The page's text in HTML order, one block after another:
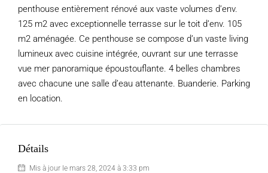
penthouse entièrement rénové aux vaste volumes d’env.
125 m2 avec exceptionnelle terrasse sur le toit d’env. 105
m2 aménagée. Ce penthouse se compose d’un vaste living
lumineux avec cuisine intégrée, ouvrant sur une terrasse
vue mer panoramique époustouflante. 4 belles chambres
avec chacune une salle d’eau attenante. Buanderie. Parking
en location.
Détails
Mis à jour le mars 28, 2024 à 3:33 pm